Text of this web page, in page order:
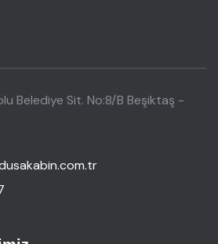
Belediye Sit. No:8/B Beşiktaş -